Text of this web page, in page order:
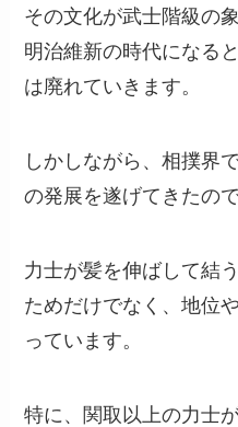
その文化が武士階級の
明治維新の時代になる
は廃れていきます。
しかしながら、相撲界
の発展を遂げてきたので
力士が髪を伸ばして結
ためだけでなく、地位
っています。
特に、関取以上の力士